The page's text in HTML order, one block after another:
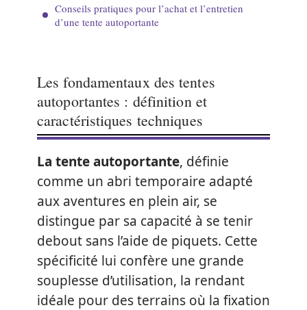
Conseils pratiques pour l’achat et l’entretien
d’une tente autoportante
Les fondamentaux des tentes
autoportantes : définition et
caractéristiques techniques
La tente autoportante, définie
comme un abri temporaire adapté
aux aventures en plein air, se
distingue par sa capacité à se tenir
debout sans l’aide de piquets. Cette
spécificité lui confère une grande
souplesse d’utilisation, la rendant
idéale pour des terrains où la fixation